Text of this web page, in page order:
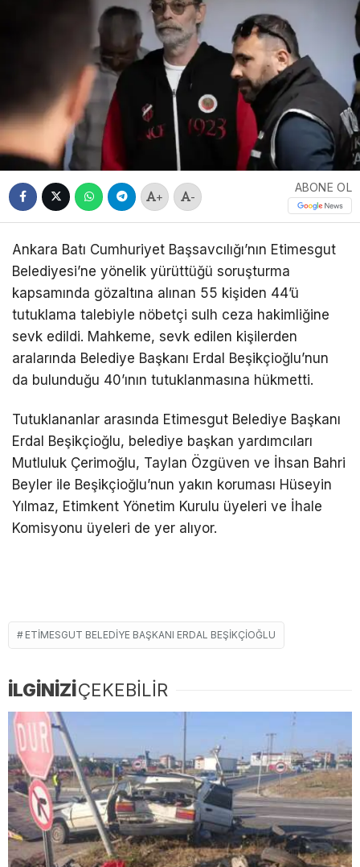
+ -
ABONE OL
Ankara Batı Cumhuriyet Başsavcılığı’nın Etimesgut
Belediyesi’ne yönelik yürüttüğü soruşturma
kapsamında gözaltına alınan 55 kişiden 44’ü
tutuklama talebiyle nöbetçi sulh ceza hakimliğine
sevk edildi. Mahkeme, sevk edilen kişilerden
aralarında Belediye Başkanı Erdal Beşikçioğlu’nun
da bulunduğu 40’ının tutuklanmasına hükmetti.
Tutuklananlar arasında Etimesgut Belediye Başkanı
Erdal Beşikçioğlu, belediye başkan yardımcıları
Mutluluk Çerimoğlu, Taylan Özgüven ve İhsan Bahri
Beyler ile Beşikçioğlu’nun yakın koruması Hüseyin
Yılmaz, Etimkent Yönetim Kurulu üyeleri ve İhale
Komisyonu üyeleri de yer alıyor.
ETIMESGUT BELEDIYE BAŞKANI ERDAL BEŞIKÇIOĞLU
İLGİNİZİÇEKEBİLİR